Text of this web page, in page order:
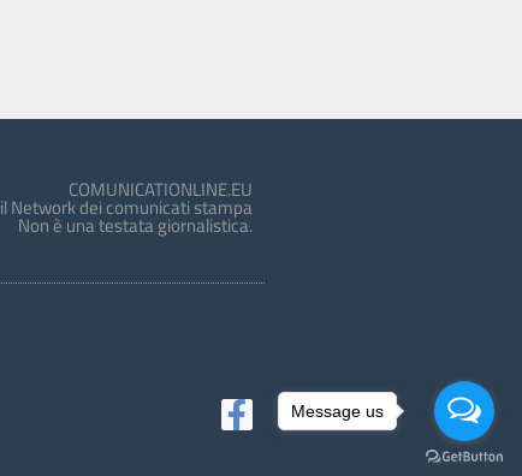
COMUNICATIONLINE.EU
il Network dei comunicati stampa
Non è una testata giornalistica.
Message us